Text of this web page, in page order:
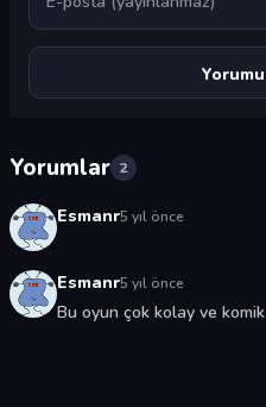
Yorumlar 2
Esmanr5 yıl önce
Esmanr5 yıl önce
Bu oyun çok kolay ve komik